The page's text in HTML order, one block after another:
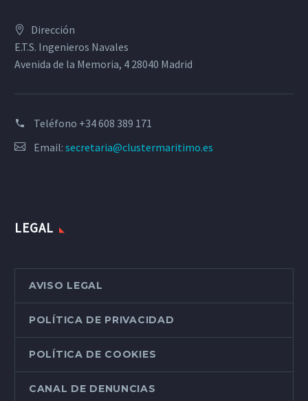
Dirección
E.T.S. Ingenieros Navales
Avenida de la Memoria, 4 28040 Madrid
Teléfono +34 608 389 171
Email: secretaria@clustermaritimo.es
LEGAL
AVISO LEGAL
POLÍTICA DE PRIVACIDAD
POLÍTICA DE COOKIES
CANAL DE DENUNCIAS